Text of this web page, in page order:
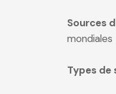
Sources
mondiales
Types de